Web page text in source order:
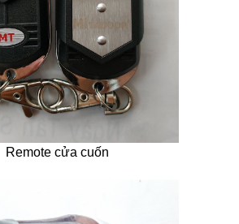
Remote cửa cuốn